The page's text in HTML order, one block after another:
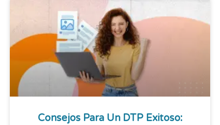
Consejos Para Un DTP Exitoso: